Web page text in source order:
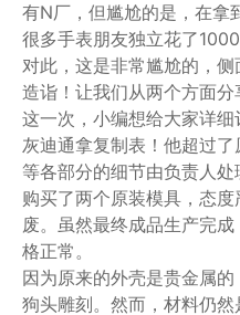
有N厂，但尴尬的是，在拿
很多手表朋友独立花了
对此，这是非常尴尬的，
造诣！让我们从两个方面分
这一次，小编想给大家详
灰迪通拿复制表！他超过
等各部分的细节由负责人
购买了两个原装模具，态
废。虽然最终成品生产完
格正常。
因为原来的外壳是贵金属
狗头雕刻。然而，材料仍